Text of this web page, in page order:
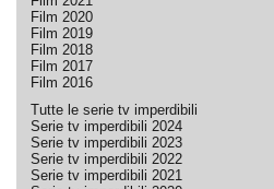
Film 2020
Film 2019
Film 2018
Film 2017
Film 2016
Tutte le serie tv imperdibili
Serie tv imperdibili 2024
Serie tv imperdibili 2023
Serie tv imperdibili 2022
Serie tv imperdibili 2021